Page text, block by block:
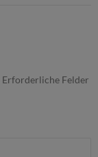
Erforderliche Felder